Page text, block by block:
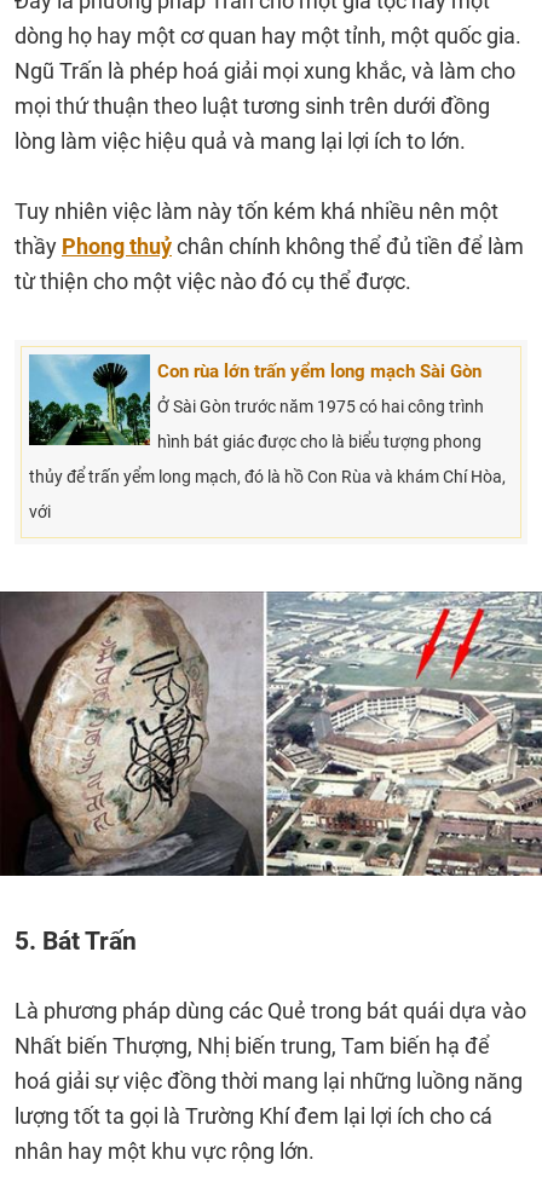
dòng họ hay một cơ quan hay một tỉnh, một quốc gia.
Ngũ Trấn là phép hoá giải mọi xung khắc, và làm cho
mọi thứ thuận theo luật tương sinh trên dưới đồng
lòng làm việc hiệu quả và mang lại lợi ích to lớn.
Tuy nhiên việc làm này tốn kém khá nhiều nên một
thầy Phong thuỷchân chính không thể đủ tiền để làm
từ thiện cho một việc nào đó cụ thể được.
Con rùa lớn trấn yểm long mạch Sài Gòn
Ở Sài Gòn trước năm 1975 có hai công trình
hình bát giác được cho là biểu tượng phong
thủy để trấn yểm long mạch, đó là hồ Con Rùa và khám Chí Hòa,
với
5. Bát Trấn
Là phương pháp dùng các Quẻ trong bát quái dựa vào
Nhất biến Thượng, Nhị biến trung, Tam biến hạ để
hoá giải sự việc đồng thời mang lại những luồng năng
lượng tốt ta gọi là Trường Khí đem lại lợi ích cho cá
nhân hay một khu vực rộng lớn.